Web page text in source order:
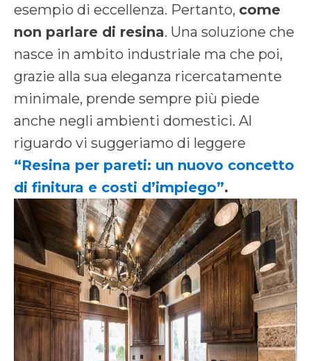
esempio di eccellenza. Pertanto, come
non parlare di resina. Una soluzione che
nasce in ambito industriale ma che poi,
grazie alla sua eleganza ricercatamente
minimale, prende sempre più piede
anche negli ambienti domestici. Al
riguardo vi suggeriamo di leggere
“Resina per pareti: un nuovo concetto
di finitura e costi d’impiego”.